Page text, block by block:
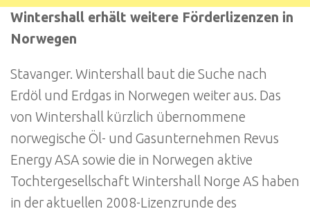
Wintershall erhält weitere Förderlizenzen in
Norwegen
Stavanger. Wintershall baut die Suche nach
Erdöl und Erdgas in Norwegen weiter aus. Das
von Wintershall kürzlich übernommene
norwegische Öl- und Gasunternehmen Revus
Energy ASA sowie die in Norwegen aktive
Tochtergesellschaft Wintershall Norge AS haben
in der aktuellen 2008-Lizenzrunde des